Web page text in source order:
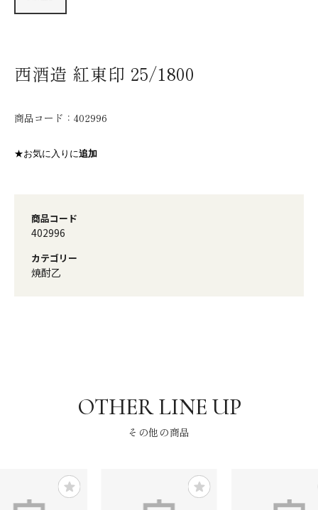
西酒造 紅東印 25/1800
商品コード： 402996
★お気に入りに追加
商品コード
402996
カテゴリー
焼酎乙
その他の商品